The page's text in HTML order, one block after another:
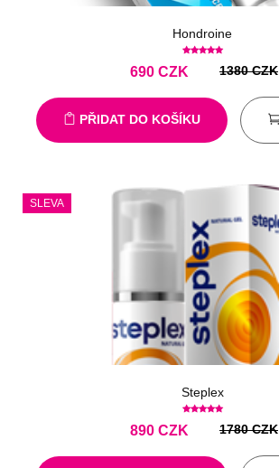
Hondroine
CZK
690 1380 CZK
PŘIDAT DO KOŠÍKU
SLEVA
Steplex
CZK
890 1780 CZK